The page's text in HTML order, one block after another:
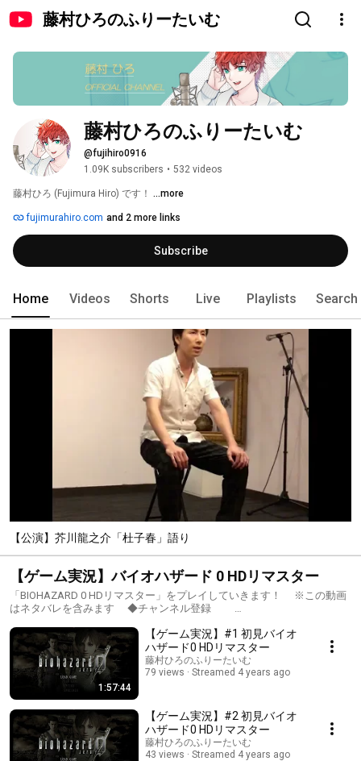
藤村ひろのふりーたいむ
藤村ひろのふりーたいむ
@fujihiro0916
1.09K subscribers • 532 videos
藤村ひろ (Fujimura Hiro) です！ ...more
fujimurahiro.com and 2 more links
Subscribe
Home Videos Shorts Live Playlists Search
【公演】芥川龍之介「杜子春」語り
【ゲーム実況】バイオハザード 0 HDリマスター
「BIOHAZARD 0 HDリマスター」をプレイしていきます！ ※この動画
はネタバレを含みます ◆チャンネル登録
評価ボタン ぜひよろしくお願いします♪ ◆Twitter
https://twitter.com/fujihiro0916 配信通知はこちらから。 フォロ
ーして頂けると励みになります〜！ 「バイオハザード7 レジデント イー
ビル」公式HP https://www.capcom.co.jp/biohazard/0/ © CAPCOM
CO., LTD. ALL RIGHTS RESERVED. 本配信では最短攻略や完全攻略を目
指す訳ではなく、 みなさんと一緒に楽しむことが目的ですので、 ゆ
るりとお付き合い頂ければ幸いです。 コメント等もぜひお気軽にっ
どうぞよろしくお願いします！ #バイオハザード0 #BIOHAZARD0
#バイオ0 #ゲーム実況 #アフレコ実況 #生配信 #声優
1:57:44
【ゲーム実況】#1 初見バイオ
ハザード0 HDリマスター
藤村ひろのふりーたいむ
79 views
Streamed 4 years ago
【ゲーム実況】#2 初見バイオ
ハザード0 HDリマスター
藤村ひろのふりーたいむ
43 views
Streamed 4 years ago